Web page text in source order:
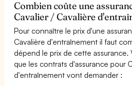
Combien coûte une
Cavalier / Cavalière
Pour connaître le prix d'une
Cavalière d'entraînement il faut
dépend le prix de cette assurance.
que les contrats d'assurance pour
d'entraînement vont demander :